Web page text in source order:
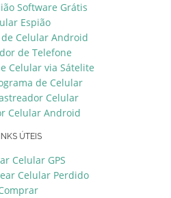
Software Grátis
Espião
Celular Android
de Telefone
Celular via Sátelite
de Celular
Celular
Celular Android
ÚTEIS
Celular GPS
Celular Perdido